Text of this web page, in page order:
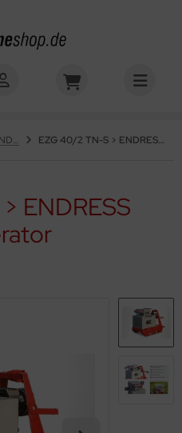
Zapfwellengeneratoren ENDRESS EZG 40/2 TN-S > ENDRESS Zapfwellengenerator
ENDRESS